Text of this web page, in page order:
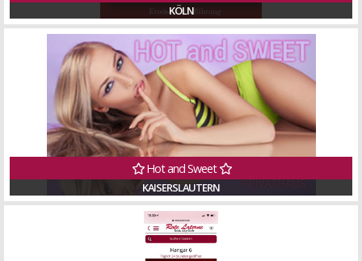
KÖLN
Hot and Sweet
KAISERSLAUTERN